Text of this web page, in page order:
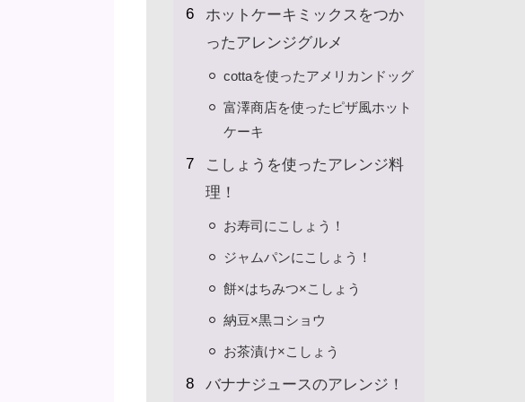
ホットケーキミックスをつか
ったアレンジグルメ
cottaを使ったアメリカンドッグ
富澤商店を使ったピザ風ホット
ケーキ
こしょうを使ったアレンジ料
理！
お寿司にこしょう！
ジャムパンにこしょう！
餅×はちみつ×こしょう
納豆×黒コショウ
お茶漬け×こしょう
バナナジュースのアレンジ！